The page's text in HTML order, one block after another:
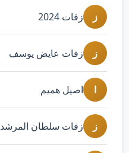
ز زفات 2024
ز زفات عايض يوسف
ا اصيل هميم
ز زفات سلطان المرشد